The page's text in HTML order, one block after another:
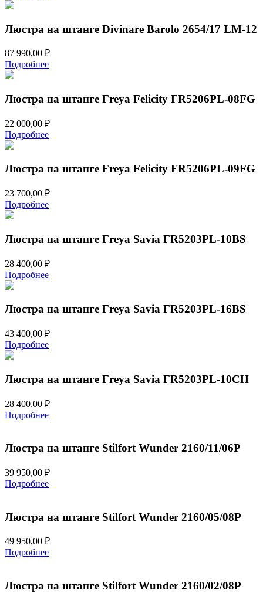
Люстра на штанге Divinare Barolo 2654/17 LM-12
87 990,00 ₽
Подробнее
Люстра на штанге Freya Felicity FR5206PL-08FG
22 000,00 ₽
Подробнее
Люстра на штанге Freya Felicity FR5206PL-09FG
23 700,00 ₽
Подробнее
Люстра на штанге Freya Savia FR5203PL-10BS
28 400,00 ₽
Подробнее
Люстра на штанге Freya Savia FR5203PL-16BS
43 400,00 ₽
Подробнее
Люстра на штанге Freya Savia FR5203PL-10CH
28 400,00 ₽
Подробнее
Люстра на штанге Stilfort Wunder 2160/11/06P
39 950,00 ₽
Подробнее
Люстра на штанге Stilfort Wunder 2160/05/08P
49 950,00 ₽
Подробнее
Люстра на штанге Stilfort Wunder 2160/02/08P